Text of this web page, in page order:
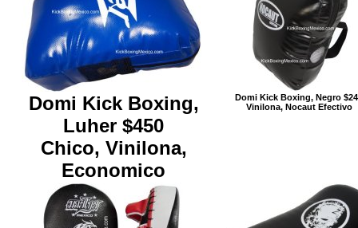
Domi Kick Boxing,
Luher $450
Chico, Vinilona,
Economico
Domi Kick Boxing, Negro
Vinilona, Nocaut Efectivo